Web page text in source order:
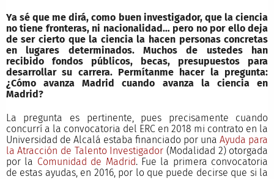
Ya sé que me dirá, como buen investigador, que la ciencia
no tiene fronteras, ni nacionalidad… pero no por ello deja
de ser cierto que la ciencia la hacen personas concretas
en lugares determinados. Muchos de ustedes han
recibido fondos públicos, becas, presupuestos para
desarrollar su carrera. Permítanme hacer la pregunta:
¿Cómo avanza Madrid cuando avanza la ciencia en
Madrid?
La pregunta es pertinente, pues precisamente cuando
concurrí a la convocatoria del ERC en 2018 mi contrato en la
Universidad de Alcalá estaba financiado por unaAyuda para
la Atracción de Talento Investigador (Modalidad 2) otorgada
por la Comunidad de Madrid. Fue la primera convocatoria
de estas ayudas, en 2016, por lo que puede decirse que si la